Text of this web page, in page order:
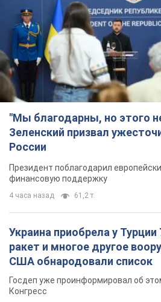
"Мы благодарны, но этого
Зеленский призвал
России
Президент поблагодарил
финансовую поддержку
4 часа назад 61,2 т.
Украина приобрела у
ракет и многое другое
США обнародовали список
Госдеп уже проинформировал об
Конгресс